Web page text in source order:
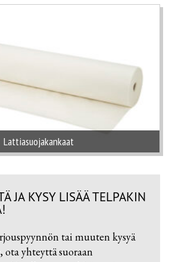
Lattiasuojakankaat
JA KYSY LISÄÄ TELPAKIN
tai muuten kysyä
yhteyttä suoraan